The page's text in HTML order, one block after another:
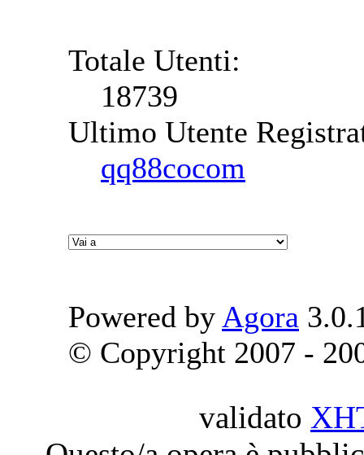
Totale Utenti:
18739
Ultimo Utente
qq88cocom
Powered by Agora
© Copyright 2007 -
validato